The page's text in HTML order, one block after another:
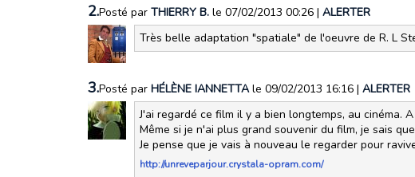
2.Posté par THIERRY B. le 07/02/2013 00:26 | ALERTER
Très belle adaptation "spatiale" de l'oeuvre de R. L
3.Posté par HÉLÈNE IANNETTAle 09/02/2013 16:16 | ALERTER
J'ai regardé ce film il y a bien longtemps, au cinéma.
Même si je n'ai plus grand souvenir du film, je sais
Je pense que je vais à nouveau le regarder pour
http://unreveparjour.crystala-opram.com/